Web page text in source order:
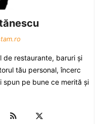
de restaurante, baruri şi
tău personal, încerc
spun pe bune ce merită şi